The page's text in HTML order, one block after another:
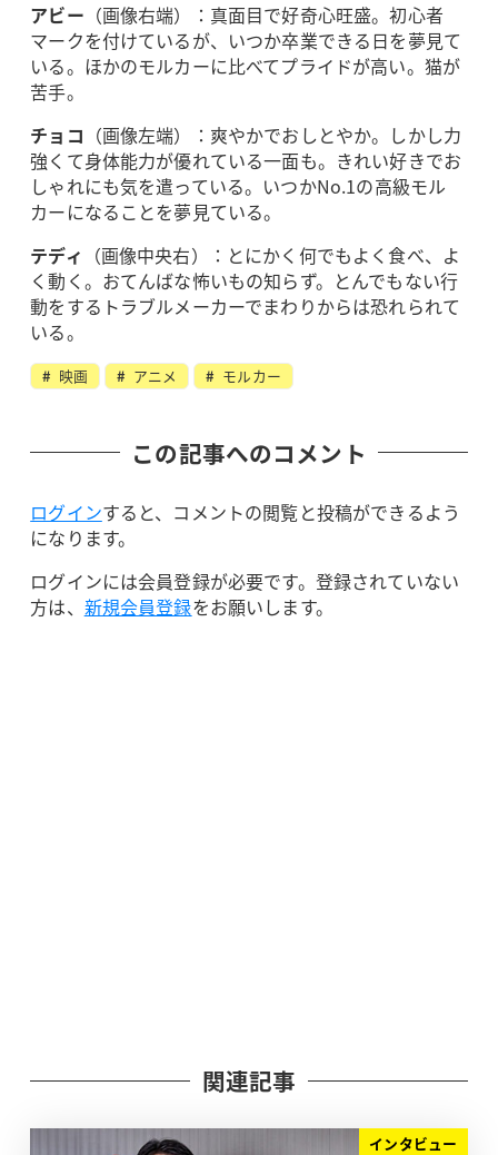
アビー （画像右端）：真面目で好奇心旺盛。初心者
マークを付けているが、いつか卒業できる日を夢見て
いる。ほかのモルカーに比べてプライドが高い。猫が
苦手。
チョコ （画像左端）：爽やかでおしとやか。しかし力
強くて身体能力が優れている一面も。きれい好きでお
しゃれにも気を遣っている。いつかNo.1の高級モル
カーになることを夢見ている。
テディ （画像中央右）：とにかく何でもよく食べ、よ
く動く。おてんばな怖いもの知らず。とんでもない行
動をするトラブルメーカーでまわりからは恐れられて
いる。
映画 アニメ モルカー
この記事へのコメント
ログインすると、コメントの閲覧と投稿ができるよう
になります。
ログインには会員登録が必要です。登録されていない
方は、 新規会員登録をお願いします。
関連記事
インタビュー